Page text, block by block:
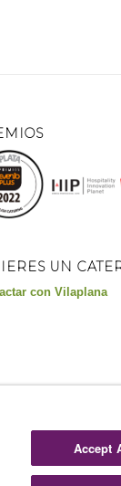
UN
con Vilaplana
Accept